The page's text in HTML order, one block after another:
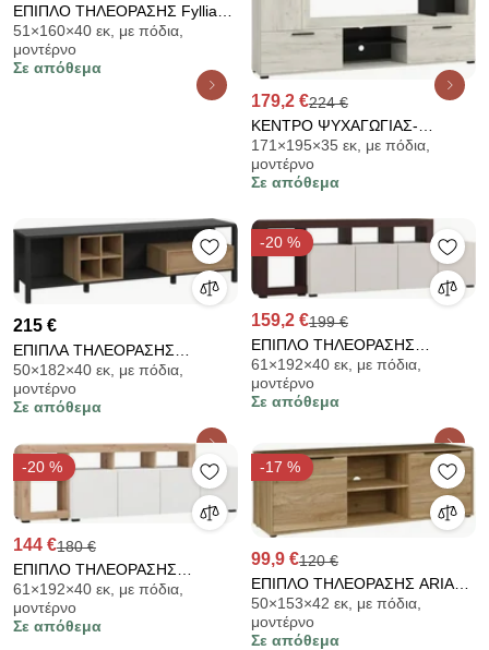
ΕΠΙΠΛΟ ΤΗΛΕΟΡΑΣΗΣ Fylliana
Miami TOBACCO ΜΕ
CASHMERE ΧΡΩΜΑ
160x40x51εκ 886-226-017
51×160×40 εκ, με πόδια,
μοντέρνο
Σε απόθεμα
179,2 €224 €
ΚΕΝΤΡΟ ΨΥΧΑΓΩΓΙΑΣ-
ΣΥΝΘΕΣΗ LORCA ΛΕΥΚΟ OAK
/ ΜΑΥΡΟ 195x35x171εκ
11014772
171×195×35 εκ, με πόδια,
μοντέρνο
Σε απόθεμα
215 €
ΕΠΙΠΛΑ ΤΗΛΕΟΡΑΣΗΣ
TERRANO RIVIERA OAK
ΧΡΩΜΑ 182x40x50εκ 819-226-
030
50×182×40 εκ, με πόδια,
μοντέρνο
Σε απόθεμα
-20 %
159,2 €199 €
ΕΠΙΠΛΟ ΤΗΛΕΟΡΑΣΗΣ
ARGYLL TV 192 4K4V OP
CASHMERE ΜΕ DARK TAILOR
OAK ΧΡΩΜΑ 192x40x61εκ
61×192×40 εκ, με πόδια,
μοντέρνο
Σε απόθεμα
-20 %
144 €180 €
ΕΠΙΠΛΟ ΤΗΛΕΟΡΑΣΗΣ
ARGYLL TV 192 4K4V OP
ΛΕΥΚΟ ΜΕ ARTISAN OAK
ΧΡΩΜΑ 192x40x61εκ 11015808
61×192×40 εκ, με πόδια,
μοντέρνο
Σε απόθεμα
-17 %
99,9 €120 €
ΕΠΙΠΛΟ ΤΗΛΕΟΡΑΣΗΣ ARIA
MAUVELLA OAK ΧΡΩΜΑ
153x42x50εκ 819-226-052
50×153×42 εκ, με πόδια,
μοντέρνο
Σε απόθεμα